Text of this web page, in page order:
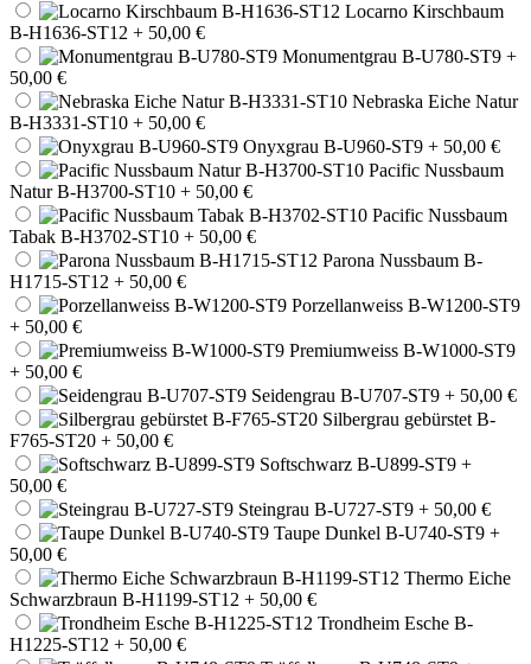
Locarno Kirschbaum
B-H1636-ST12 + 50,00 €
Monumentgrau B-U780-ST9 +
50,00 €
Nebraska Eiche Natur
B-H3331-ST10 + 50,00 €
Onyxgrau B-U960-ST9 + 50,00 €
Pacific Nussbaum
Natur B-H3700-ST10 + 50,00 €
Pacific Nussbaum
Tabak B-H3702-ST10 + 50,00 €
Parona Nussbaum B-
H1715-ST12 + 50,00 €
Porzellanweiss B-W1200-ST9
+ 50,00 €
Premiumweiss B-W1000-ST9
+ 50,00 €
Seidengrau B-U707-ST9 + 50,00 €
Silbergrau gebürstet B-
F765-ST20 + 50,00 €
Softschwarz B-U899-ST9 +
50,00 €
Steingrau B-U727-ST9 + 50,00 €
Taupe Dunkel B-U740-ST9 +
50,00 €
Thermo Eiche
Schwarzbraun B-H1199-ST12 + 50,00 €
Trondheim Esche B-
H1225-ST12 + 50,00 €